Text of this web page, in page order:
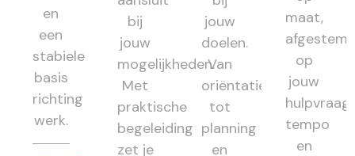
en
een
stabiele
basis
richting
werk.
bij
jouw
mogelijkheden.
Met
praktische
begeleiding
zet je
jouw
doelen.
Van
oriëntatie
tot
planning
en
maat,
op
jouw
hulpvraag,
tempo
en